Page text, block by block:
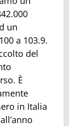
un
a 103.9.
del
È
in Italia